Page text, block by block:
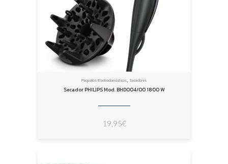
Pequeños Electrodomésticos, Secadores
Secador PHILIPS Mod. BHD004/00 1800 W
19,95€